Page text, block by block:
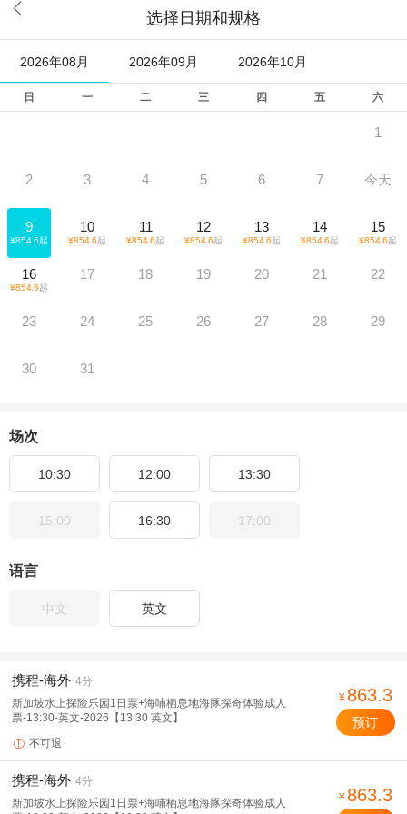

选择日期和规格
2026年08月 2026年09月 2026年10月
日 一 二 三 四 五 六
1
2 3 4 5 6 7 今天
9
¥854.6起
10
¥854.6起
11
¥854.6起
12
¥854.6起
13
¥854.6起
14
¥854.6起
15
¥854.6起
16
¥854.6起
17 18 19 20 21 22
23 24 25 26 27 28 29
30 31
场次
10:30 12:00 13:30
15:00 16:30 17:00
语言
中文 英文
携程-海外 4分
新加坡水上探险乐园1日票+海哺栖息地海豚探奇体验成人
票-13:30-英文-2026【13:30 英文】
 不可退
¥ 863.3
预订
携程-海外 4分
新加坡水上探险乐园1日票+海哺栖息地海豚探奇体验成人
¥ 863.3